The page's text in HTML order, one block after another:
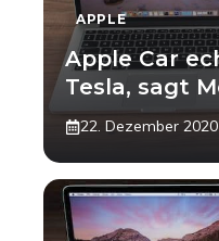
APPLE
Apple Car
Tesla, sagt
22. Dezember 2020